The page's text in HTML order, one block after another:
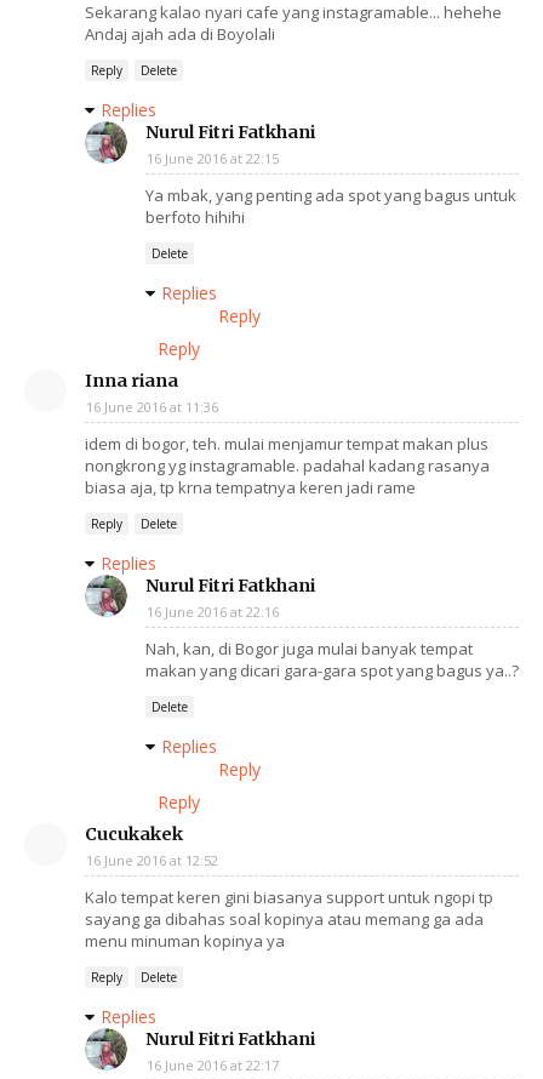
Sekarang kalao nyari cafe yang instagramable... hehehe
Andaj ajah ada di Boyolali
Reply Delete
Replies
Nurul Fitri Fatkhani
16 June 2016 at 22:15
Ya mbak, yang penting ada spot yang bagus untuk
berfoto hihihi
Delete
Replies
Reply
Reply
Inna riana
16 June 2016 at 11:36
idem di bogor, teh. mulai menjamur tempat makan plus
nongkrong yg instagramable. padahal kadang rasanya
biasa aja, tp krna tempatnya keren jadi rame
Reply Delete
Replies
Nurul Fitri Fatkhani
16 June 2016 at 22:16
Nah, kan, di Bogor juga mulai banyak tempat
makan yang dicari gara-gara spot yang bagus ya..?
Delete
Replies
Reply
Reply
Cucukakek
16 June 2016 at 12:52
Kalo tempat keren gini biasanya support untuk ngopi tp
sayang ga dibahas soal kopinya atau memang ga ada
menu minuman kopinya ya
Reply Delete
Replies
Nurul Fitri Fatkhani
16 June 2016 at 22:17